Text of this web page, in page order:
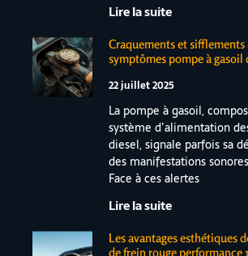
Lire la suite
Craquements et sifflements
symptômes pompe à gasoil
22 juillet 2025
La pompe à gasoil,
système d’alimentation
diesel, signale parfois sa
des manifestations
Face à ces alertes
Lire la suite
Les avantages esthétiques
de frein rouge performance